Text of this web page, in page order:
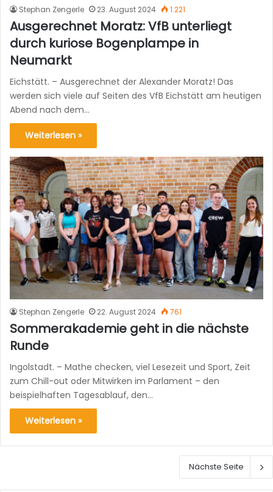
Stephan Zengerle 23. August 2024 1.221
Ausgerechnet Moratz: VfB unterliegt
durch kuriose Bogenplampe in
Neumarkt
Eichstätt. – Ausgerechnet der Alexander Moratz! Das
werden sich viele auf Seiten des VfB Eichstätt am heutigen
Abend nach dem…
Weiterlesen »
Stephan Zengerle 22. August 2024 761
Sommerakademie geht in die nächste
Runde
Ingolstadt. – Mathe checken, viel Lesezeit und Sport, Zeit
zum Chill-out oder Mitwirken im Parlament – den
beispielhaften Tagesablauf, den…
Weiterlesen »
Nächste Seite